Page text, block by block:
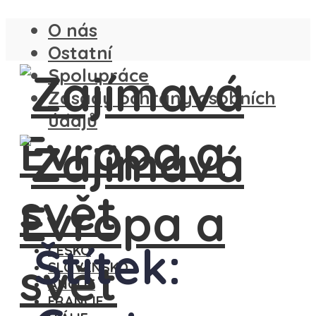
O nás
Ostatní
Spolupráce
Zásady ochrany osobních
údajů
ČESKO
SLOVENSKO
ANGLIE
FRANCIE
Štítek: